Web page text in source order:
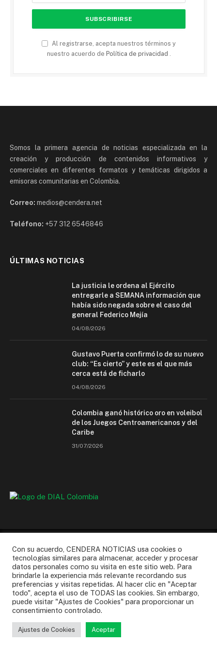
Al registrarse, acepta nuestros términos y
nuestro acuerdo de Política de privacidad .
Somos la primera agencia de noticias especializada en la
creación y producción de contenidos informativos y
comerciales en diferentes formatos y temáticas dirigidos a
emisoras comunitarias en Colombia.
Correo: medios@cendera.net
Teléfono: +57 312 6546846
ÚLTIMAS NOTICIAS
La justicia le ordena al Ejército
entregarle a SEMANA información que
había sido negada sobre el caso del
general Federico Mejía
04/08/2026
Gustavo Puerta confirmó lo de su nuevo
club: “Es cierto” y este es el que más
cerca está de ficharlo
04/08/2026
Colombia ganó histórico oro en voleibol
de los Juegos Centroamericanos y del
Caribe
31/07/2026
FacebookInstagram
X
(Twitter)
WhatsAppYouTube
NOSOTROS AFILIARSE PQR’S
TERMINOS Y CONDICIONES
© 2026 CENDERA | Powered by
Con su acuerdo, CENDERA NOTICIAS usa cookies o
tecnologías similares para almacenar, acceder y procesar
datos personales como su visita en este sitio web. Para
brindarle la experiencia más relevante recordando sus
preferencias y visitas repetidas. Al hacer clic en "Aceptar
todo", acepta el uso de TODAS las cookies. Sin embargo,
puede visitar "Ajustes de Cookies" para proporcionar un
consentimiento controlado.
Ajustes de Cookies Aceptar